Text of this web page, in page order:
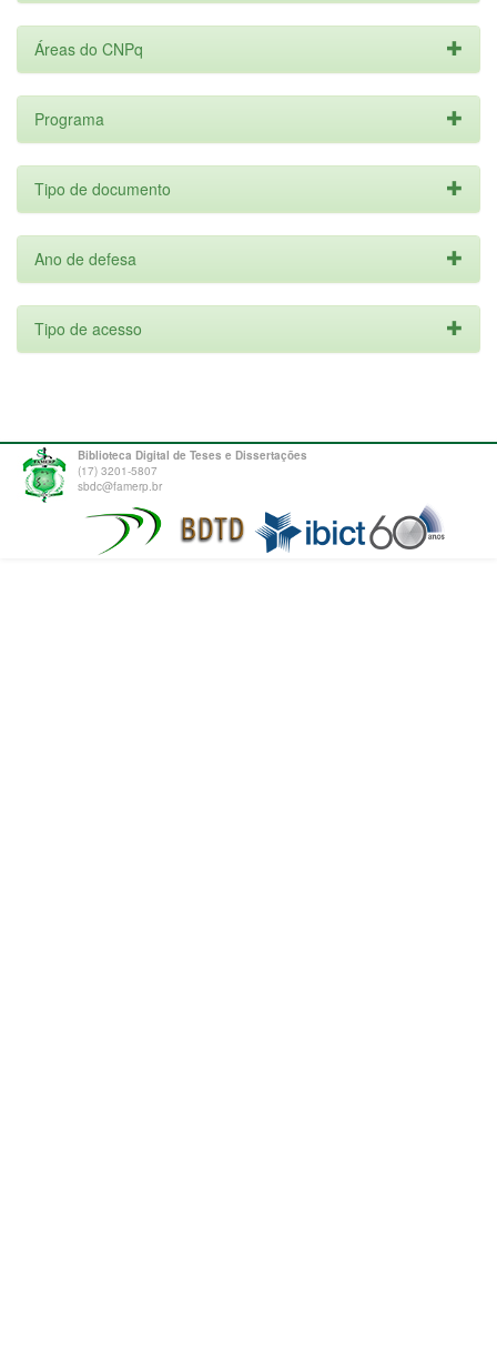
Áreas do CNPq
Programa
Tipo de documento
Ano de defesa
Tipo de acesso
Biblioteca Digital de Teses e Dissertações
(17) 3201-5807
sbdc@famerp.br